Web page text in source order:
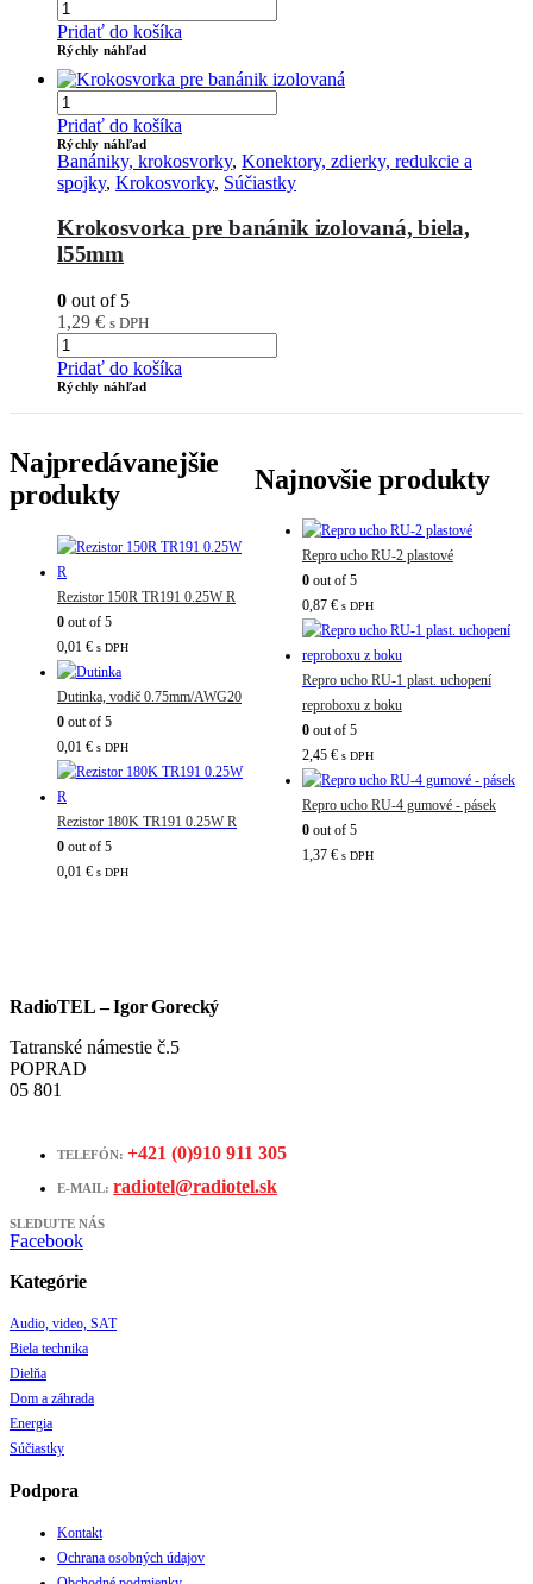
Pridať do košíka
Rýchly náhľad
Pridať do košíka
Rýchly náhľad
Banániky, krokosvorky, Konektory, zdierky, redukcie a
spojky, Krokosvorky, Súčiastky
Krokosvorka pre banánik izolovaná, biela,
l55mm
0 out of 5
1,29 € s DPH
Pridať do košíka
Rýchly náhľad
Najpredávanejšie
produkty
Rezistor 150R TR191 0.25W R
0 out of 5
0,01 € s DPH
Dutinka, vodič 0.75mm/AWG20
0 out of 5
0,01 € s DPH
Rezistor 180K TR191 0.25W R
0 out of 5
0,01 € s DPH
Najnovšie produkty
Repro ucho RU-2 plastové
0out of 5
0,87 € s DPH
Repro ucho RU-1 plast. uchopení
reproboxu z boku
0out of 5
2,45 € s DPH
Repro ucho RU-4 gumové - pásek
0out of 5
1,37 € s DPH
RadioTEL – Igor Gorecký
Tatranské námestie č.5
POPRAD
05 801
TELEFÓN: +421 (0)910 911 305
E-MAIL: radiotel@radiotel.sk
SLEDUJTE NÁS
Facebook
Kategórie
Audio, video, SAT
Biela technika
Dielňa
Dom a záhrada
Energia
Súčiastky
Podpora
Kontakt
Ochrana osobných údajov